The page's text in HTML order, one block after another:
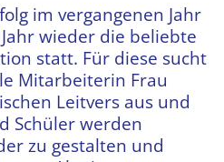
im vergangenen Jahr
wieder die beliebte
statt. Für diese sucht
Mitarbeiterin Frau
Leitvers aus und
Schüler werden
zu gestalten und